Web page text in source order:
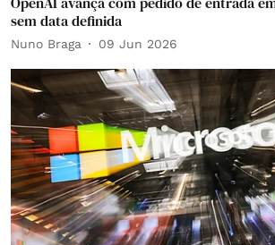
sem data definida
Nuno Braga 09 Jun 2026